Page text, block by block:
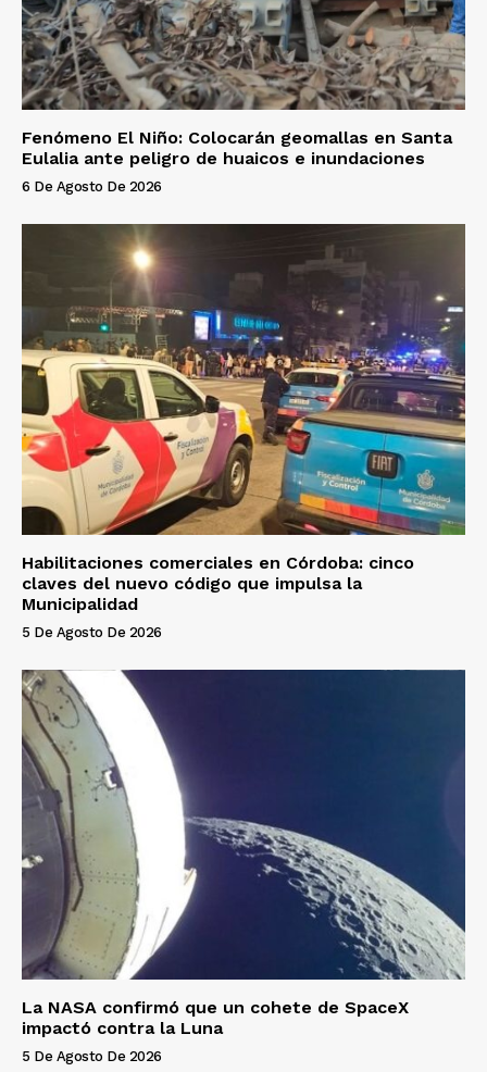
Fenómeno El Niño: Colocarán geomallas en Santa
Eulalia ante peligro de huaicos e inundaciones
6 De Agosto De 2026
Habilitaciones comerciales en Córdoba: cinco
claves del nuevo código que impulsa la
Municipalidad
5 De Agosto De 2026
La NASA confirmó que un cohete de SpaceX
impactó contra la Luna
5 De Agosto De 2026